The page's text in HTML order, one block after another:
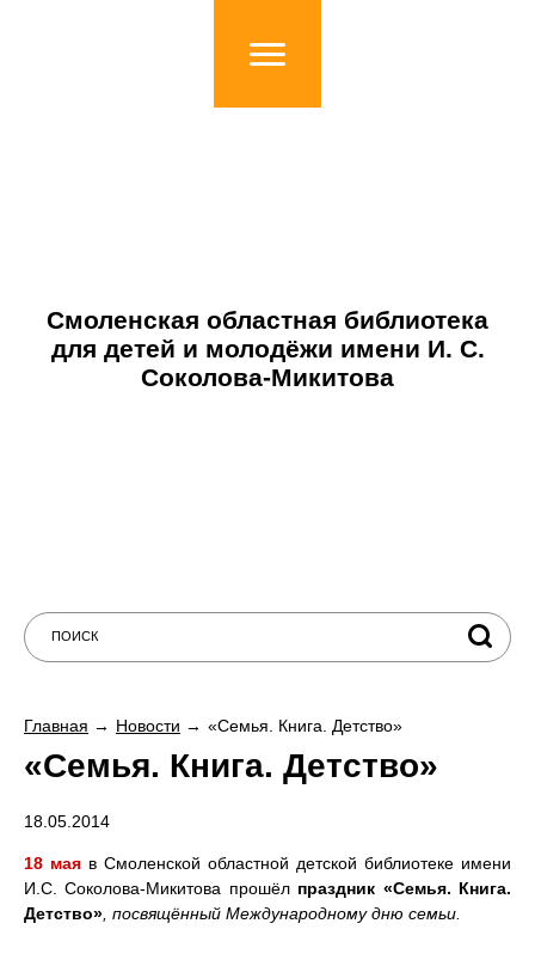
Смоленская областная библиотека
для детей и молодёжи имени И. С.
Соколова-Микитова
Главная Новости «Семья. Книга. Детство»
«Семья. Книга. Детство»
18.05.2014
18 мая в Смоленской областной детской библиотеке имени
И.С. Соколова-Микитова прошёл праздник «Семья. Книга.
Детство» , посвящённый Международному дню семьи.